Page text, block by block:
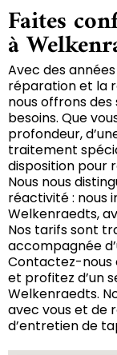
Faites
à
Avec des
réparation et la
nous offrons
besoins. Que
profondeur,
traitement
disposition pour
Nous nous
réactivité : nous
Welkenraedts,
Nos tarifs sont
accompagnée
Contactez-nous
et profitez d’un
Welkenraedts.
avec vous et de
d’entretien de